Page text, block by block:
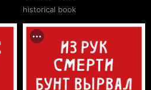
historical book